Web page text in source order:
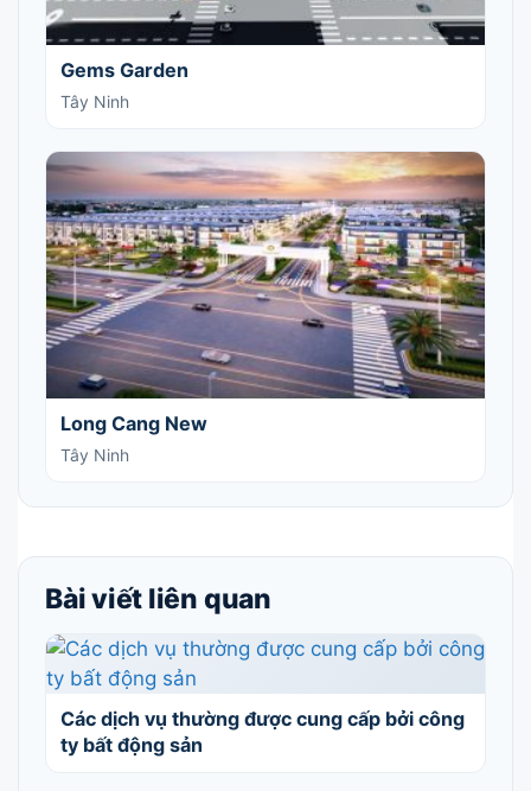
Gems Garden
Tây Ninh
Long Cang New
Tây Ninh
Bài viết liên quan
Các dịch vụ thường được cung cấp bởi công
ty bất động sản